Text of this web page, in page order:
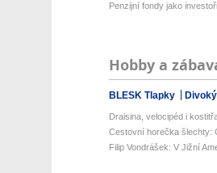
Penzijní fondy jako
Hobby a
BLESK Tlapky
Draisina, velocipéd i
Cestovní horečka šlechty:
Filip Vondrášek: V Jižní